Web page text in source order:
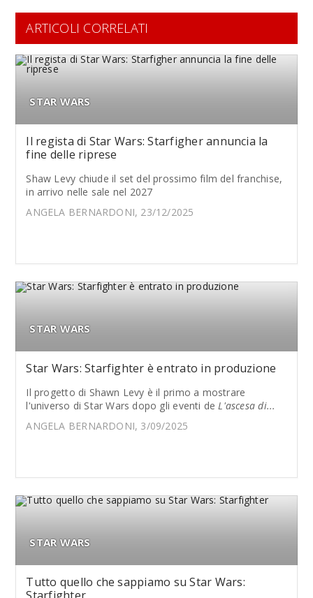
ARTICOLI CORRELATI
STAR WARS
Il regista di Star Wars: Starfigher annuncia la
fine delle riprese
Shaw Levy chiude il set del prossimo film del franchise,
in arrivo nelle sale nel 2027
ANGELA BERNARDONI, 23/12/2025
STAR WARS
Star Wars: Starfighter è entrato in produzione
Il progetto di Shawn Levy è il primo a mostrare
l'universo di Star Wars dopo gli eventi deL'ascesa di...
ANGELA BERNARDONI, 3/09/2025
STAR WARS
Tutto quello che sappiamo su Star Wars: